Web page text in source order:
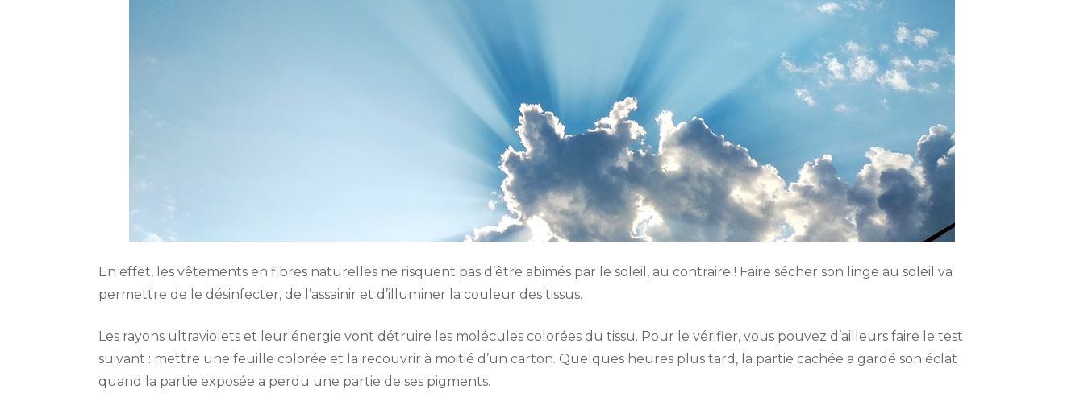
En effet, les vêtements en fibres naturelles ne risquent pas d’être abimés par le soleil, au contraire ! Faire sécher son linge au soleil va
permettre de le désinfecter, de l’assainir et d’illuminer la couleur des tissus.
Les rayons ultraviolets et leur énergie vont détruire les molécules colorées du tissu. Pour le vérifier, vous pouvez d’ailleurs faire le test
suivant : mettre une feuille colorée et la recouvrir à moitié d’un carton. Quelques heures plus tard, la partie cachée a gardé son éclat
quand la partie exposée a perdu une partie de ses pigments.